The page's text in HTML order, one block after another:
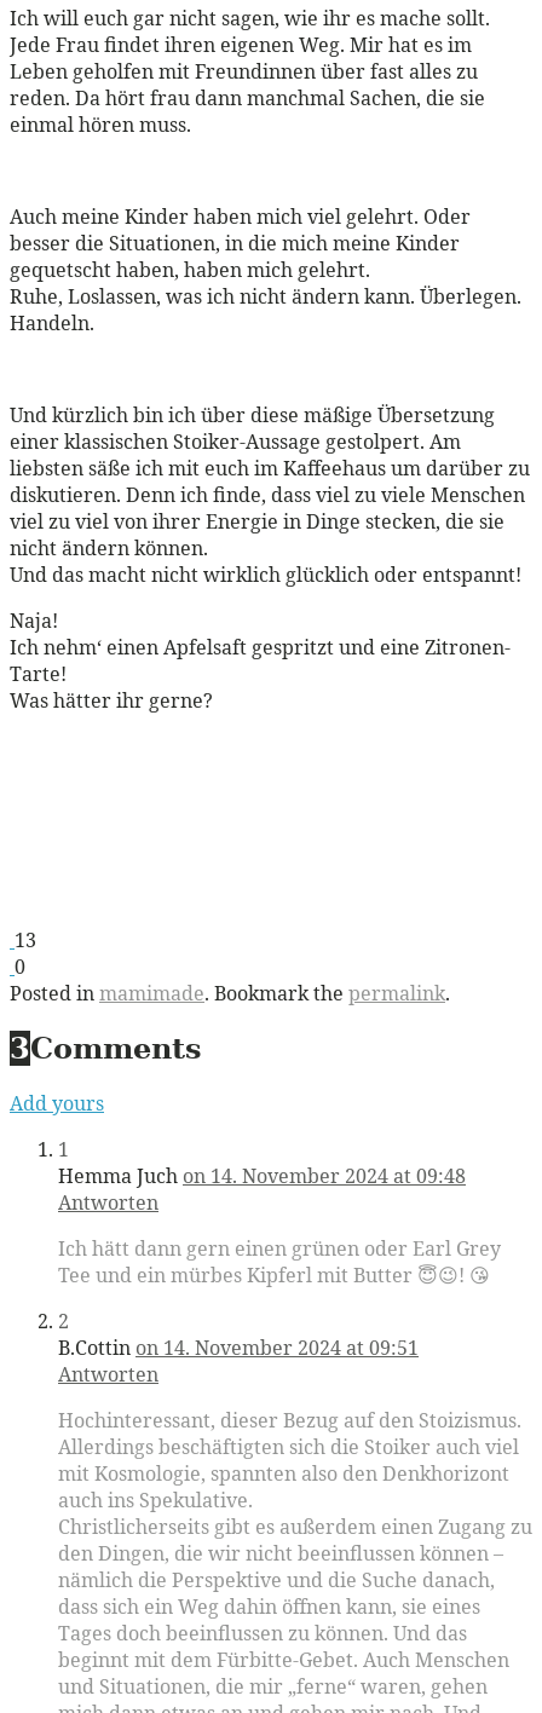
Ich will euch gar nicht sagen, wie ihr es mache sollt.
Jede Frau findet ihren eigenen Weg. Mir hat es im
Leben geholfen mit Freundinnen über fast alles zu
reden. Da hört frau dann manchmal Sachen, die sie
einmal hören muss.
Auch meine Kinder haben mich viel gelehrt. Oder
besser die Situationen, in die mich meine Kinder
gequetscht haben, haben mich gelehrt.
Ruhe, Loslassen, was ich nicht ändern kann. Überlegen.
Handeln.
Und kürzlich bin ich über diese mäßige Übersetzung
einer klassischen Stoiker-Aussage gestolpert. Am
liebsten säße ich mit euch im Kaffeehaus um darüber zu
diskutieren. Denn ich finde, dass viel zu viele Menschen
viel zu viel von ihrer Energie in Dinge stecken, die sie
nicht ändern können.
Und das macht nicht wirklich glücklich oder entspannt!
Naja!
Ich nehm‘ einen Apfelsaft gespritzt und eine Zitronen-
Tarte!
Was hätter ihr gerne?
13
0
Posted inmamimade. Bookmark the permalink.
3Comments
Add yours
1
Hemma Juch on 14. November 2024 at 09:48
Antworten
Ich hätt dann gern einen grünen oder Earl Grey
Tee und ein mürbes Kipferl mit Butter 😇😉! 😘
2
B.Cottin on 14. November 2024 at 09:51
Antworten
Hochinteressant, dieser Bezug auf den Stoizismus.
Allerdings beschäftigten sich die Stoiker auch viel
mit Kosmologie, spannten also den Denkhorizont
auch ins Spekulative.
Christlicherseits gibt es außerdem einen Zugang zu
den Dingen, die wir nicht beeinflussen können –
nämlich die Perspektive und die Suche danach,
dass sich ein Weg dahin öffnen kann, sie eines
Tages doch beeinflussen zu können. Und das
beginnt mit dem Fürbitte-Gebet. Auch Menschen
und Situationen, die mir „ferne“ waren, gehen